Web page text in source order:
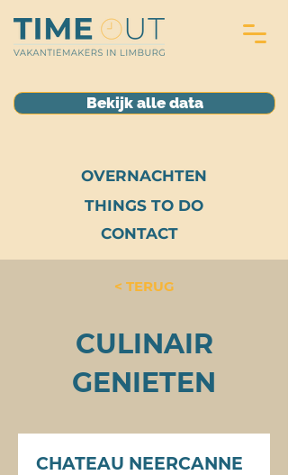
Bekijk alle data
OVERNACHTEN
THINGS TO DO
CONTACT
< TERUG
CULINAIR
GENIETEN
CHATEAU NEERCANNE